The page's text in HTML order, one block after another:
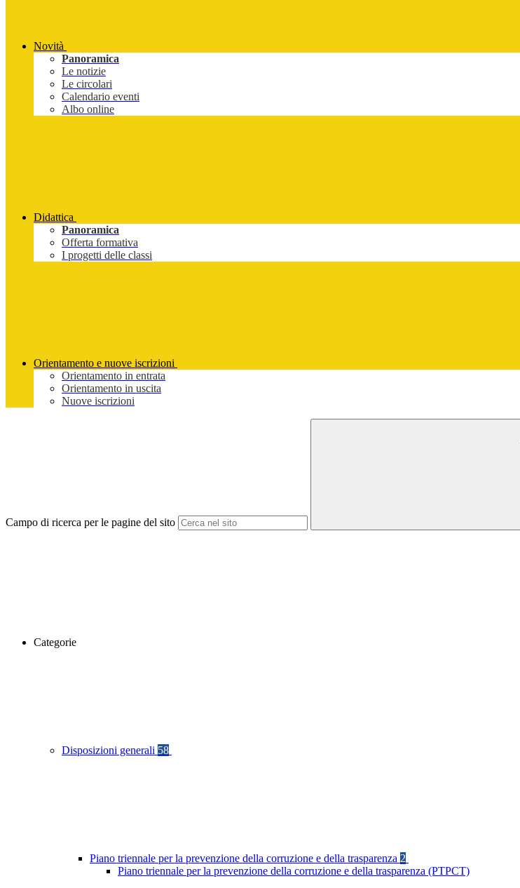
Novità
Panoramica
Le notizie
Le circolari
Calendario eventi
Albo online
Didattica
Panoramica
Offerta formativa
I progetti delle classi
Orientamento e nuove iscrizioni
Orientamento in entrata
Orientamento in uscita
Nuove iscrizioni
Campo di ricerca per le pagine del sito
Categorie
Disposizioni generali 58
Piano triennale per la prevenzione della corruzione e della trasparenza 2
Piano triennale per la prevenzione della corruzione e della trasparenza (PTPCT)